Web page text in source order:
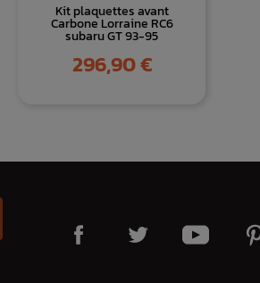
Kit plaquettes avant
Carbone Lorraine RC6
subaru GT 93-95
Prix
296,90 €